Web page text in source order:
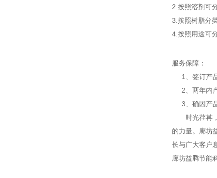
2.按照溶剂可
3.按照树脂分
4.按照用途可
服务保障：
1、签订产
2、两年内产
3、确因产品
时光荏苒，
的力量。廊坊
长与广大客户
廊坊益腾节能